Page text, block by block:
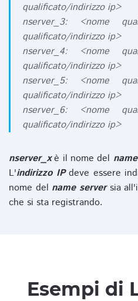
qualificato/indirizzo ip>
nserver_3: <nome
qualificato/indirizzo ip>
nserver_4: <nome
qualificato/indirizzo ip>
nserver_5: <nome
qualificato/indirizzo ip>
nserver_6: <nome
qualificato/indirizzo ip>
nserver_xè il nome del
L'indirizzo IPdeve essere
nome del name serversia
che si sta registrando.
Esempi di